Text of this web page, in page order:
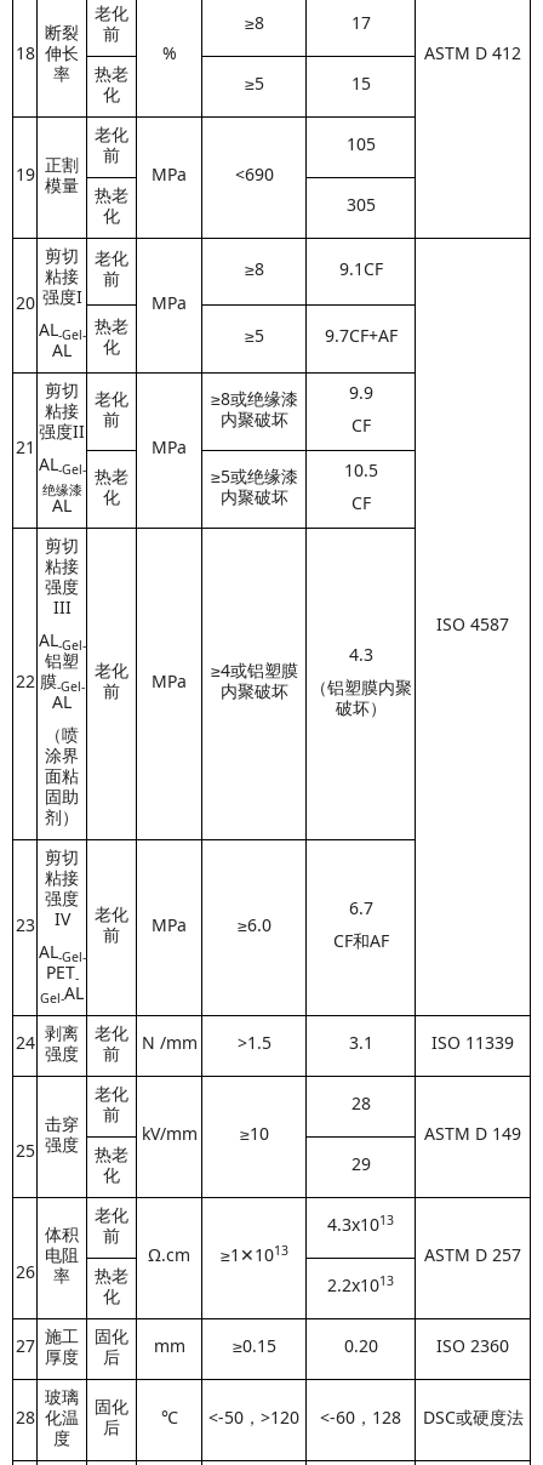
ASTM D 412
18
断裂
伸长
率
老化
前
%
≥8 17
热老
化
≥5 15
19 正割
模量
老化
前
MPa
<690
105
热老
化
305
20
剪切
粘接
强度I
AL-Gel-
AL
老化
前
MPa
≥8 9.1CF
ISO 4587
热老
化
≥5 9.7CF+AF
21
剪切
粘接
强度II
AL-Gel-
绝缘漆
AL
老化
前
MPa
≥8或绝缘漆
内聚破坏
9.9
CF
热老
化
≥5或绝缘漆
内聚破坏
10.5
CF
22
剪切
粘接
强度
III
AL-Gel-
铝塑
膜-Gel-
AL
（喷
涂界
面粘
固助
剂）
老化
前
MPa
≥4或铝塑膜
内聚破坏
4.3
（铝塑膜内聚
破坏）
23
剪切
粘接
强度
IV
AL-Gel-
PET-
Gel-AL
老化
前
MPa ≥6.0
6.7
CF和AF
24 剥离
强度
老化
前
N /mm >1.5 3.1 ISO 11339
25
击穿
强度
老化
前
kV/mm
≥10
28
ASTM D 149
热老
化
29
26
体积
电阻
率
老化
前
Ω.cm
≥1✕1013
4.3x1013
ASTM D 257
热老
化
2.2x1013
27 施工
厚度
固化
后
mm ≥0.15 0.20 ISO 2360
28
玻璃
化温
度
固化
后
℃ <-50，>120 <-60，128 DSC或硬度法